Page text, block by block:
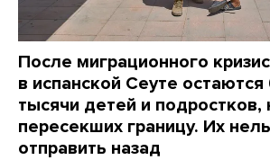
После миграционного
в испанской Сеуте
тысячи детей и подростков,
пересекших границу. Их
отправить назад